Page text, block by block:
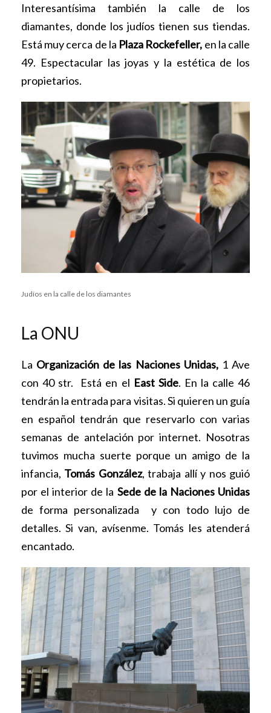
Interesantísima también la calle de los
diamantes, donde los judíos tienen sus tiendas.
Está muy cerca de la Plaza Rockefeller, en la calle
49. Espectacular las joyas y la estética de los
propietarios.
Judíos en la calle de los diamantes
La ONU
La Organización de las Naciones Unidas,1 Ave
con 40 str. Está en el East Side. En la calle 46
tendrán la entrada para visitas. Si quieren un guía
en español tendrán que reservarlo con varias
semanas de antelación por internet. Nosotras
tuvimos mucha suerte porque un amigo de la
infancia, Tomás González, trabaja allí y nos guió
por el interior de la Sede de la Naciones Unidas
de forma personalizada y con todo lujo de
detalles. Si van, avísenme. Tomás les atenderá
encantado.